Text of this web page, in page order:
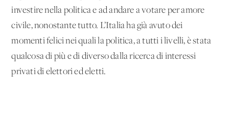
investire nella politica e ad andare a votare per amore
civile, nonostante tutto. L’Italia ha già avuto dei
momenti felici nei quali la politica, a tutti i livelli, è stata
qualcosa di più e di diverso dalla ricerca di interessi
privati di elettori ed eletti.